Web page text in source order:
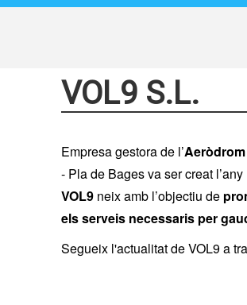
VOL9 S.L.
Empresa gestora de l’
- Pla de Bages va ser creat
VOL9 neix amb l’objectiu de
els serveis necessaris per
Segueix l'actualitat de VOL9 a